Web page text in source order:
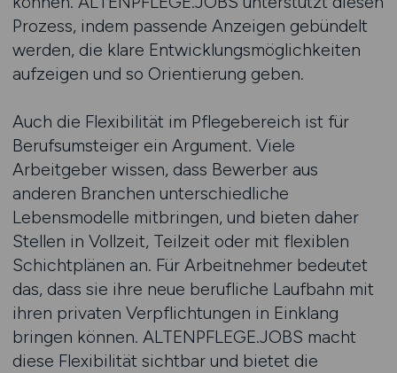
Prozess, indem passende Anzeigen gebündelt
werden, die klare Entwicklungsmöglichkeiten
aufzeigen und so Orientierung geben.
Auch die Flexibilität im Pflegebereich ist für
Berufsumsteiger ein Argument. Viele
Arbeitgeber wissen, dass Bewerber aus
anderen Branchen unterschiedliche
Lebensmodelle mitbringen, und bieten daher
Stellen in Vollzeit, Teilzeit oder mit flexiblen
Schichtplänen an. Für Arbeitnehmer bedeutet
das, dass sie ihre neue berufliche Laufbahn mit
ihren privaten Verpflichtungen in Einklang
bringen können. ALTENPFLEGE.JOBS macht
diese Flexibilität sichtbar und bietet die